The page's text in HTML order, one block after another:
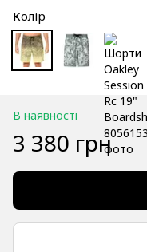
Колір
В наявності
3 380 грн